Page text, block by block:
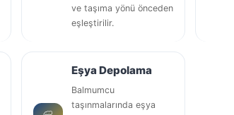
ve taşıma yönü önceden
eşleştirilir.
Eşya Depolama
Balmumcu
taşınmalarında eşya